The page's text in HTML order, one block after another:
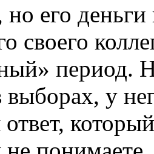
но его
своего
период.
выборах, у
ответ,